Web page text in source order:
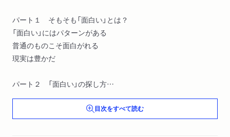
パート１ そもそも「面白い」とは？
「面白い」にはパターンがある
普通のものこそ面白がれる
現実は豊かだ
パート２ 「面白い」の探し方
モノをじっくり見よう
居場所を変えよう
目次をすべて読む